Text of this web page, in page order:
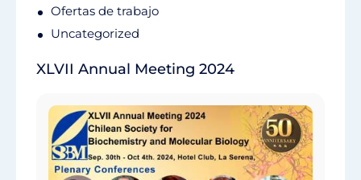
Ofertas de trabajo
Uncategorized
XLVII Annual Meeting 2024